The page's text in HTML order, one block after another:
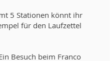
5 Stationen könnt ihr
für den Laufzettel
Besuch beim Franco